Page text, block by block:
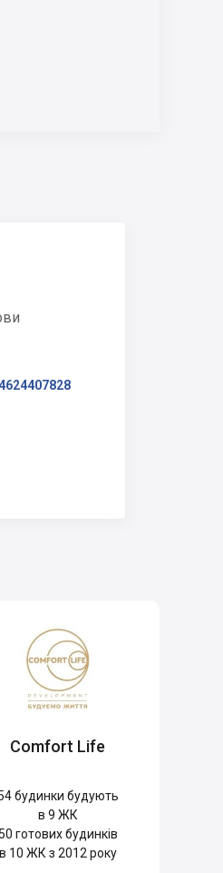
Comfort Life
будинки будують
в 9 ЖК
50 готових будинків
в 10 ЖК з 2012 року